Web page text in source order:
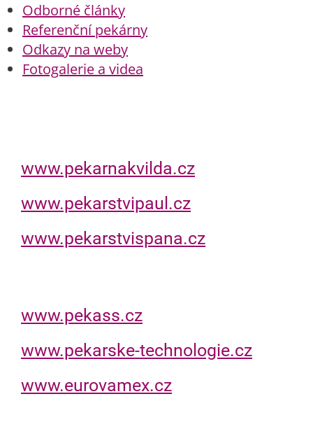
Odborné články
Referenční pekárny
Odkazy na weby
Fotogalerie a videa
www.pekarnakvilda.cz
www.pekarstvipaul.cz
www.pekarstvispana.cz
www.pekass.cz
www.pekarske-technologie.cz
www.eurovamex.cz